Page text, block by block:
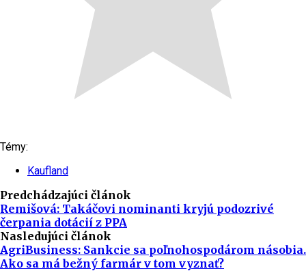
Témy:
Kaufland
Predchádzajúci článok
Remišová: Takáčovi nominanti kryjú podozrivé
čerpania dotácií z PPA
Nasledujúci článok
AgriBusiness: Sankcie sa poľnohospodárom násobia.
Ako sa má bežný farmár v tom vyznať?